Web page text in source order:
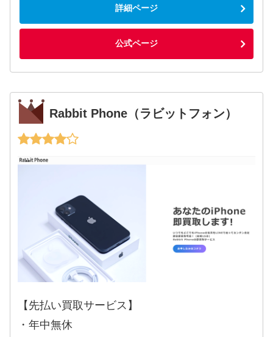
詳細ページ
公式ページ
Rabbit Phone（ラビットフォン）
【先払い買取サービス】
・年中無休